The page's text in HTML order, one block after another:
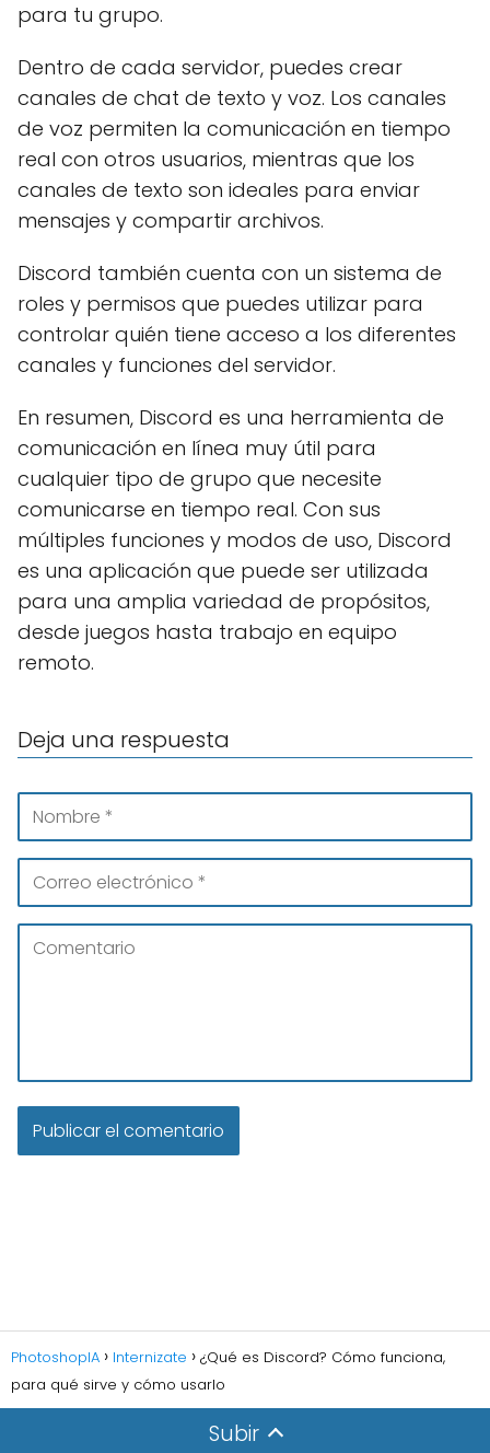
para tu grupo.
Dentro de cada servidor, puedes crear
canales de chat de texto y voz. Los canales
de voz permiten la comunicación en tiempo
real con otros usuarios, mientras que los
canales de texto son ideales para enviar
mensajes y compartir archivos.
Discord también cuenta con un sistema de
roles y permisos que puedes utilizar para
controlar quién tiene acceso a los diferentes
canales y funciones del servidor.
En resumen, Discord es una herramienta de
comunicación en línea muy útil para
cualquier tipo de grupo que necesite
comunicarse en tiempo real. Con sus
múltiples funciones y modos de uso, Discord
es una aplicación que puede ser utilizada
para una amplia variedad de propósitos,
desde juegos hasta trabajo en equipo
remoto.
Deja una respuesta
PhotoshopIA Internizate
¿Qué es Discord? Cómo funciona,
para qué sirve y cómo usarlo
Subir